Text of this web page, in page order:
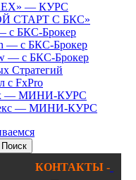
— КУРС
СТАРТ С БКС»
с БКС-Брокер
— с БКС-Брокер
— с БКС-Брокер
Стратегий
с FxPro
— МИНИ-КУРС
— МИНИ-КУРС
КОНТАКТЫ -